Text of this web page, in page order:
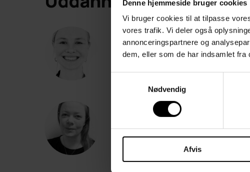
Denne hjemmeside bruger cookies
Vi bruger cookies til at tilpasse
vores trafik. Vi deler også
annonceringspartnere og
dem, eller som de har indsamlet fra
Nødvendig
Afvis
Anne Dalum
Uddannelsesvejleder
Mail: vejledning@kbhsyd.dk
Pernille Andreasen
Uddannelsesvejleder